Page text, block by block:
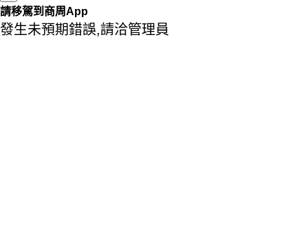
請移駕到商周App
發生未預期錯誤,請洽管理員